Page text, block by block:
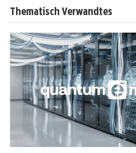
Thematisch Verwandtes